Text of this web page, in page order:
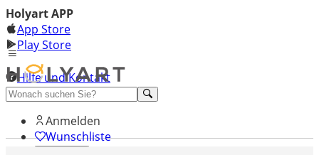
Holyart APP
App Store
Play Store
Hilfe und Kontakt
Entdecken Sie Premium
Anmelden
Wunschliste